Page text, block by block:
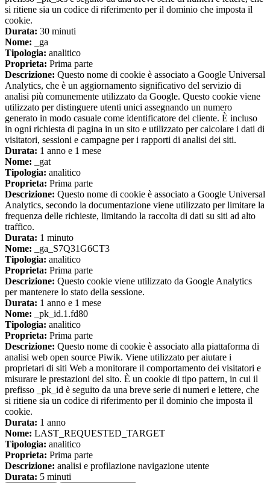
si ritiene sia un codice di riferimento per il dominio che imposta il
cookie.
Durata: 30 minuti
Nome: _ga
Tipologia: analitico
Proprieta: Prima parte
Descrizione: Questo nome di cookie è associato a Google Universal
Analytics, che è un aggiornamento significativo del servizio di
analisi più comunemente utilizzato da Google. Questo cookie viene
utilizzato per distinguere utenti unici assegnando un numero
generato in modo casuale come identificatore del cliente. È incluso
in ogni richiesta di pagina in un sito e utilizzato per calcolare i dati di
visitatori, sessioni e campagne per i rapporti di analisi dei siti.
Durata: 1 anno e 1 mese
Nome: _gat
Tipologia: analitico
Proprieta: Prima parte
Descrizione: Questo nome di cookie è associato a Google Universal
Analytics, secondo la documentazione viene utilizzato per limitare la
frequenza delle richieste, limitando la raccolta di dati su siti ad alto
traffico.
Durata: 1 minuto
Nome: _ga_S7Q31G6CT3
Tipologia: analitico
Proprieta: Prima parte
Descrizione: Questo cookie viene utilizzato da Google Analytics
per mantenere lo stato della sessione.
Durata: 1 anno e 1 mese
Nome: _pk_id.1.fd80
Tipologia: analitico
Proprieta: Prima parte
Descrizione: Questo nome di cookie è associato alla piattaforma di
analisi web open source Piwik. Viene utilizzato per aiutare i
proprietari di siti Web a monitorare il comportamento dei visitatori e
misurare le prestazioni del sito. È un cookie di tipo pattern, in cui il
prefisso _pk_id è seguito da una breve serie di numeri e lettere, che
si ritiene sia un codice di riferimento per il dominio che imposta il
cookie.
Durata: 1 anno
Nome: LAST_REQUESTED_TARGET
Tipologia: analitico
Proprieta: Prima parte
Descrizione: analisi e profilazione navigazione utente
Durata: 5 minuti